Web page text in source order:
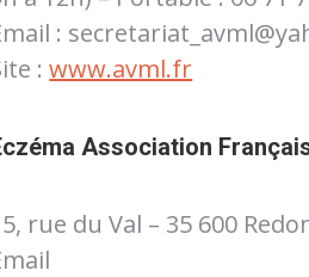
:
:www.avml.fr
Association
rue du Val – 35 600